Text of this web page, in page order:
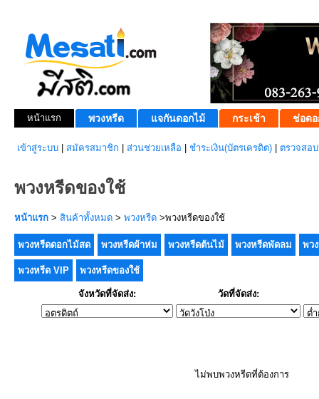
หน้าแรก พวงหรีด แจกันดอกไม้ กระเช้า ช่อดอ
เข้าสู่ระบบ สมัครสมาชิก ส่วนช่วยเหลือ ชำระเงิน(บัตรเครดิต) ตรวจสอ
พวงหรีดของใช้
หน้าแรก > สินค้าทั้งหมด > พวงหรีด >พวงหรีดของใช้
พวงหรีดดอกไม้สด พวงหรีดผ้าห่ม พวงหรีดต้นไม้ พวงหรีดพัดลม พว
พวงหรีด VIP พวงหรีดของใช้
จังหวัดที่จัดส่ง: วัดที่จัดส่ง:
ไม่พบพวงหรีดที่ต้องการ